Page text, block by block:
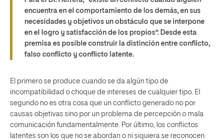
encuentra en el comportamiento de los demás, en sus
necesidades y objetivos un obstáculo que se interpone
en el logro y satisfacción de los propios”. Desde esta
premisa es posible construir la distinción entre conflicto,
falso conflicto y conflicto latente.
El primero se produce cuando se da algún tipo de
incompatibilidad o choque de intereses de cualquier tipo. El
segundo no es otra cosa que un conflicto generado no por
causas objetivas sino por un problema de percepción o mala
comunicación fundamentalmente. Por último, los conflictos
latentes son los que no se abordan o ni siquiera se reconocen